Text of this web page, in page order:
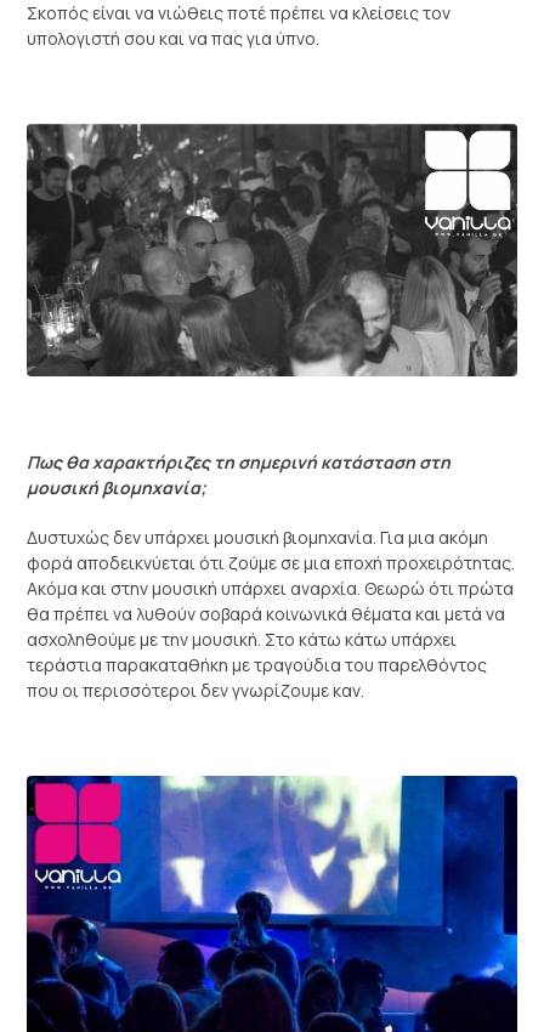
Σκοπός είναι να νιώθεις ποτέ πρέπει να κλείσεις τον
υπολογιστή σου και να πας για ύπνο.
Πως θα χαρακτήριζες τη σημερινή κατάσταση στη
μουσική βιομηχανία;
Δυστυχώς δεν υπάρχει μουσική βιομηχανία. Για μια ακόμη
φορά αποδεικνύεται ότι ζούμε σε μια εποχή προχειρότητας.
Ακόμα και στην μουσική υπάρχει αναρχία. Θεωρώ ότι πρώτα
θα πρέπει να λυθούν σοβαρά κοινωνικά θέματα και μετά να
ασχοληθούμε με την μουσική. Στο κάτω κάτω υπάρχει
τεράστια παρακαταθήκη με τραγούδια του παρελθόντος
που οι περισσότεροι δεν γνωρίζουμε καν.